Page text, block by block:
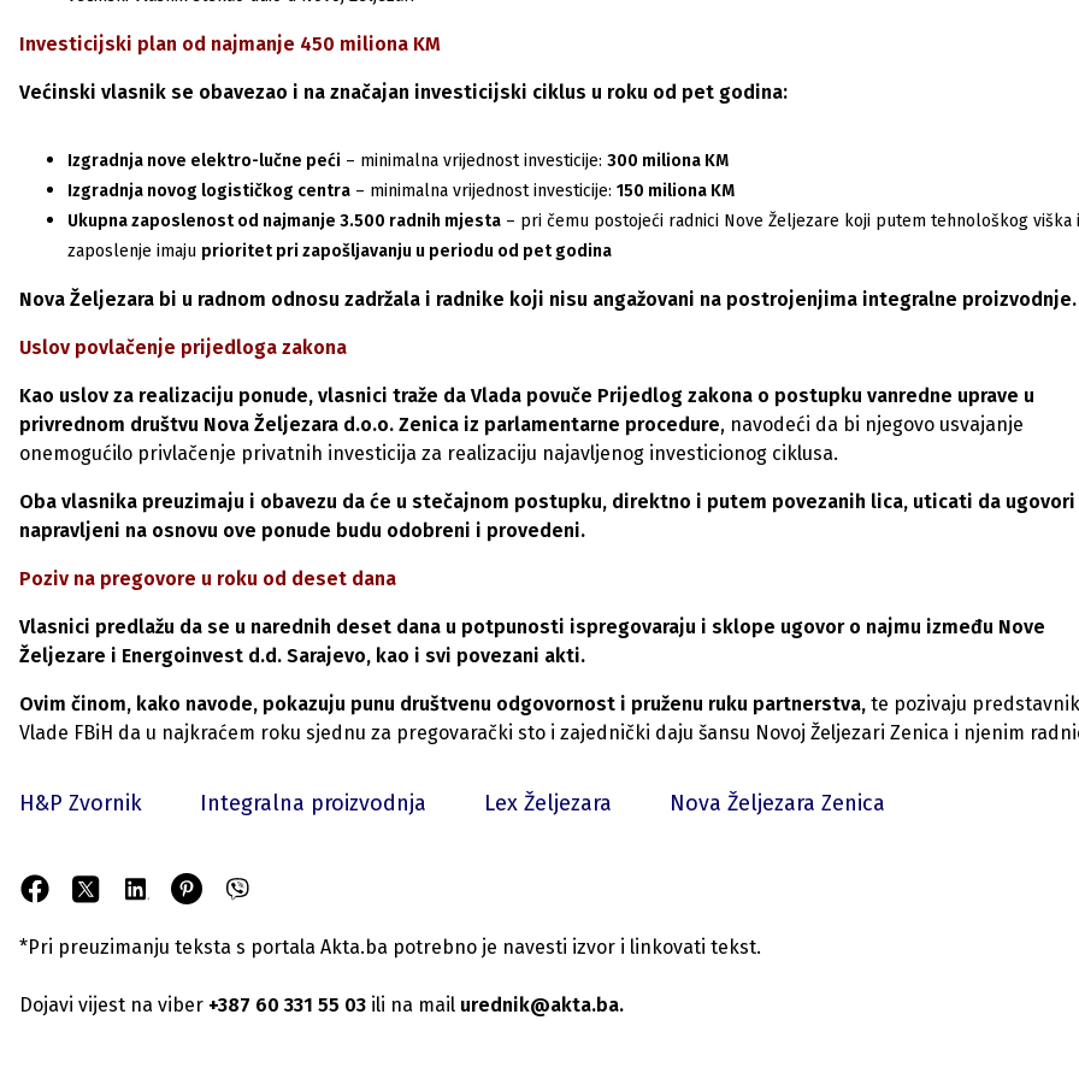
Investicijski plan od najmanje 450 miliona KM
Većinski vlasnik se obavezao i na značajan investicijski ciklus u roku od pet godina:
Izgradnja nove elektro-lučne peći – minimalna vrijednost investicije: 300 miliona KM
Izgradnja novog logističkog centra – minimalna vrijednost investicije: 150 miliona KM
Ukupna zaposlenost od najmanje 3.500 radnih mjesta – pri čemu postojeći radnici Nove Željezare koji putem tehnološkog viška
zaposlenje imaju prioritet pri zapošljavanju u periodu od pet godina
Nova Željezara bi u radnom odnosu zadržala i radnike koji nisu angažovani na postrojenjima integralne proizvodnje.
Uslov povlačenje prijedloga zakona
Kao uslov za realizaciju ponude, vlasnici traže da Vlada povuče Prijedlog zakona o postupku vanredne uprave u
privrednom društvu Nova Željezara d.o.o. Zenica iz parlamentarne procedure, navodeći da bi njegovo usvajanje
onemogućilo privlačenje privatnih investicija za realizaciju najavljenog investicionog ciklusa.
Oba vlasnika preuzimaju i obavezu da će u stečajnom postupku, direktno i putem povezanih lica, uticati da ugovori
napravljeni na osnovu ove ponude budu odobreni i provedeni.
Poziv na pregovore u roku od deset dana
Vlasnici predlažu da se u narednih deset dana u potpunosti ispregovaraju i sklope ugovor o najmu između Nove
Željezare i Energoinvest d.d. Sarajevo, kao i svi povezani akti.
Ovim činom, kako navode, pokazuju punu društvenu odgovornost i pruženu ruku partnerstva, te pozivaju
Vlade FBiH da u najkraćem roku sjednu za pregovarački sto i zajednički daju šansu Novoj Željezari Zenica i njenim
H&P Zvornik Integralna proizvodnja Lex Željezara Nova Željezara Zenica
*Pri preuzimanju teksta s portala Akta.ba potrebno je navesti izvor i linkovati tekst.
Dojavi vijest na viber +387 60 331 55 03 ili na mail urednik@akta.ba.